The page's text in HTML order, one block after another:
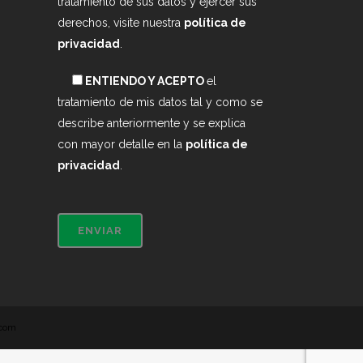
derechos, visite nuestra política de
privacidad
ENTIENDO Y ACEPTOel
tratamiento de mis datos tal y como se
describe anteriormente y se explica
con mayor detalle en la política de
privacidad